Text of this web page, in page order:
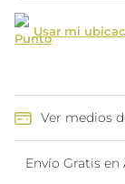
Usar mi
Ver medios
Envío Gratis